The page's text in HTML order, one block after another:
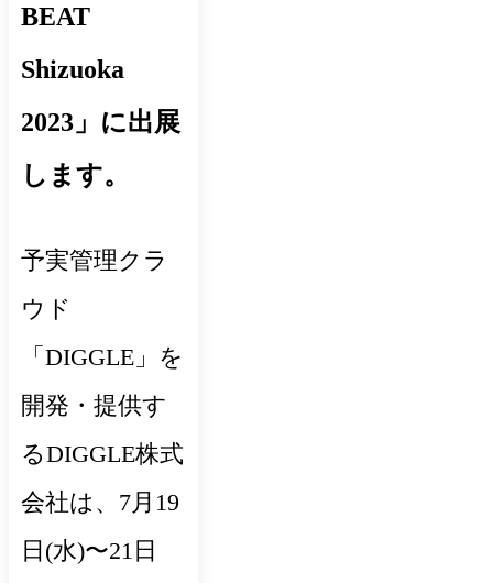
BEAT
Shizuoka
2023」に出展
します。
予実管理クラ
ウド
「DIGGLE」を
開発・提供す
るDIGGLE株式
会社は、7月19
日(水)〜21日